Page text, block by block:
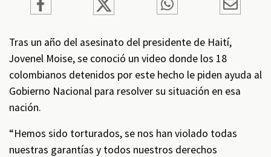
Tras un año del asesinato del presidente de Haití,
Jovenel Moise, se conoció un video donde los 18
colombianos detenidos por este hecho le piden ayuda al
Gobierno Nacional para resolver su situación en esa
nación.
“Hemos sido torturados, se nos han violado todas
nuestras garantías y todos nuestros derechos